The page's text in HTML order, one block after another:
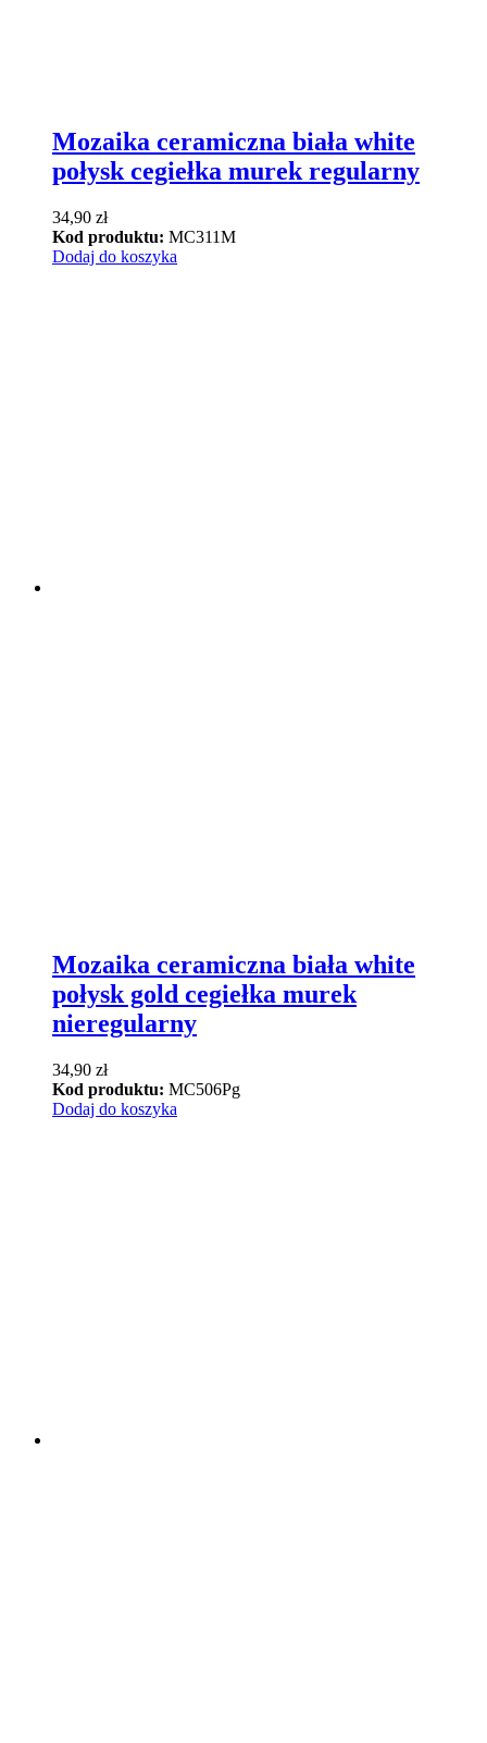
Mozaika ceramiczna biała white
połysk cegiełka murek regularny
34,90 zł
Kod produktu: MC311M
Dodaj do koszyka
Mozaika ceramiczna biała white
połysk gold cegiełka murek
nieregularny
34,90 zł
Kod produktu: MC506Pg
Dodaj do koszyka